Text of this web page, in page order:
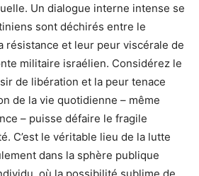
Un dialogue interne intense se
sont déchirés entre le
résistance et leur peur viscérale de
militaire israélien. Considérez le
de libération et la peur tenace
de la vie quotidienne – même
– puisse défaire le fragile
C’est le véritable lieu de la lutte
dans la sphère publique
où la possibilité sublime de